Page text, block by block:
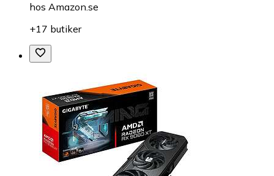
hos Amazon.se
+17 butiker